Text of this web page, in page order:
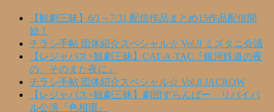
【観劇三昧】6/1～7/31 配信作品まとめ15作品配信開
始！
チラシ手帖 団体紹介スペシャル☆ Vol.9 ミズタニ会議
【レジャパス×観劇三昧】CAT-A-TAC『銀河鉄道の夜
の、そのまた夜に』
チラシ手帖 団体紹介スペシャル☆ Vol.8 JACROW
【レジャパス×観劇三昧】劇団すらんばー リバイバ
ル公演『色相環』